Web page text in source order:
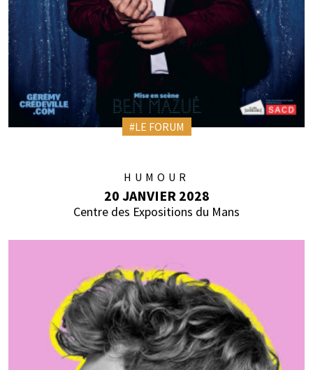
#LE FORUM
HUMOUR
20 JANVIER 2028
Centre des Expositions du Mans